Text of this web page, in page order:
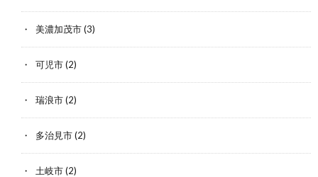
美濃加茂市(3)
可児市(2)
瑞浪市(2)
多治見市(2)
土岐市(2)